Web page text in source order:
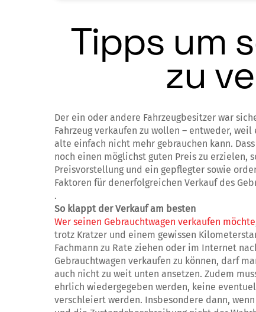
Tipps um
zu
Der ein oder andere Fahrzeugbesitzer war
Fahrzeug verkaufen zu wollen – entweder,
alte einfach nicht mehr gebrauchen kann.
noch einen möglichst guten Preis zu erzielen,
Preisvorstellung und ein gepflegter sowie
Faktoren für denerfolgreichen Verkauf des
.
So klappt der Verkauf am besten
Wer seinen Gebrauchtwagen verkaufen möchte
trotz Kratzer und einem gewissen
Fachmann zu Rate ziehen oder im Internet
Gebrauchtwagen verkaufen zu können, darf
auch nicht zu weit unten ansetzen. Zudem
ehrlich wiedergegeben werden, keine
verschleiert werden. Insbesondere dann,